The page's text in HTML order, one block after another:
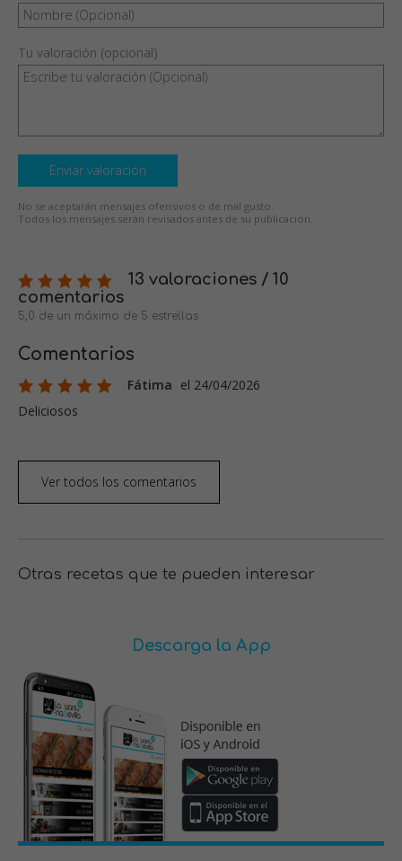
Tu valoración (opcional)
Enviar valoración
No se aceptarán mensajes ofensivos o de mal gusto.
Todos los mensajes serán revisados antes de su publicación.
13 valoraciones / 10
comentarios
5,0 de un máximo de 5 estrellas
Comentarios
Fátima el 24/04/2026
Deliciosos
Ver todos los comentarios
Otras recetas que te pueden interesar
Descarga la App